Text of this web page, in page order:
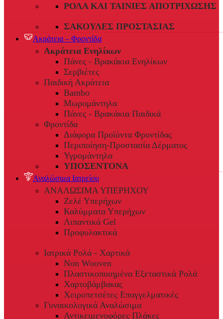
ΡΟΛΆ ΚΑΙ ΤΑΙΝΊΕΣ ΑΠΟΤΡΊΧΩΣΗΣ
ΣΑΚΟΎΛΕΣ ΠΡΟΣΤΑΣΊΑΣ
Ακράτεια – Φροντίδα
Ακράτεια Ενηλίκων
Πάνες - Βρακάκια Ενηλίκων
Σερβιέτες
Παιδική Ακράτεια
Bambo
Μωρομάντηλα
Πάνες - Βρακάκια Παιδικά
Φροντίδα
Διάφορα Προϊόντα Φροντίδας
Περιποίηση-Προστασία Δέρματος
Υγρομάντηλα
ΥΠΟΣΕΝΤΟΝΑ
Αναλώσιμα Ιατρείου
ΑΝΑΛΩΣΙΜΑ ΥΠΕΡΗΧΟΥ
Ζελέ Υπερήχων
Καλύμματα Υπερήχων
Λιπαντικά Gel
Προφυλακτικά
Ιατρικά Ρολά - Χαρτικά
Non Wooven
Πλαστικοποιημένα Εξεταστικά Ρολά
Χαρτοβάμβακας
Χειροπετσέτες Επαγγελματικές
Γυναικολογικά Αναλώσιμα
Αντικειμενοφόρες Πλάκες